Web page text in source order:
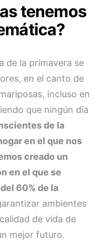
tenemos
de la primavera se
en el canto de
incluso en
que ningún día
de la
en el que nos
creado un
en el que se
60% de la
ambientes
de vida de
mejor futuro.